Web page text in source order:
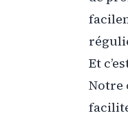
Et
Notre